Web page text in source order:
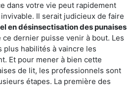
dans votre vie peut rapidement
Il serait judicieux de faire
en désinsectisation des punaises
ce dernier puisse venir à bout. Les
habilités à vaincre les
Et pour mener à bien cette
de lit, les professionnels sont
étapes. La première des